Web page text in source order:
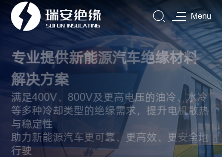
Menu
为您提供完善可靠的质量保证
通过德国TUV的ISO9001、ISO14001及
IATF16949的认证
不断地完善加工产能